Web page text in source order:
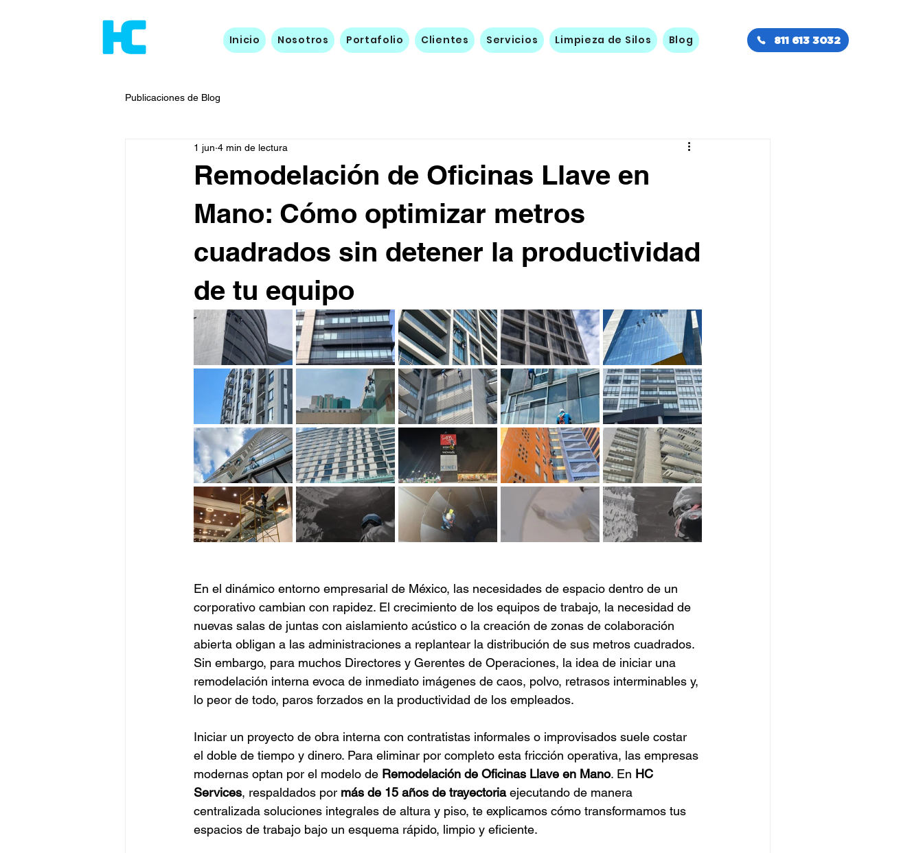
Inicio Nosotros Portafolio Clientes Servicios Limpieza de Silos Blog 811 613 3032
Publicaciones de Blog
Remodelación de Oficinas Llave en
Mano: Cómo optimizar metros
cuadrados sin detener la productividad
de tu equipo
1 jun 4 min de lectura
En el dinámico entorno empresarial de México, las necesidades de espacio dentro de un
corporativo cambian con rapidez. El crecimiento de los equipos de trabajo, la necesidad de
nuevas salas de juntas con aislamiento acústico o la creación de zonas de colaboración
abierta obligan a las administraciones a replantear la distribución de sus metros cuadrados.
Sin embargo, para muchos Directores y Gerentes de Operaciones, la idea de iniciar una
remodelación interna evoca de inmediato imágenes de caos, polvo, retrasos interminables y,
lo peor de todo, paros forzados en la productividad de los empleados.
Iniciar un proyecto de obra interna con contratistas informales o improvisados suele costar
el doble de tiempo y dinero. Para eliminar por completo esta fricción operativa, las empresas
modernas optan por el modelo de Remodelación de Oficinas Llave en Mano. En HC
Services, respaldados por más de 15 años de trayectoria ejecutando de manera
centralizada soluciones integrales de altura y piso, te explicamos cómo transformamos tus
espacios de trabajo bajo un esquema rápido, limpio y eficiente.